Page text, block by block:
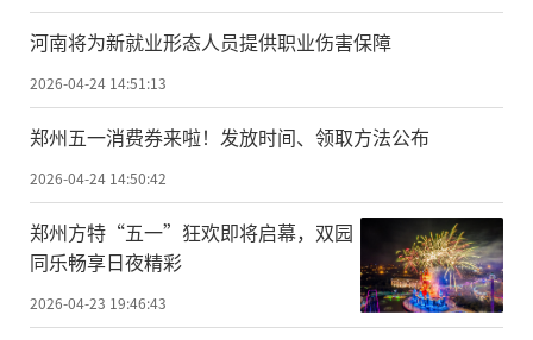
河南将为新就业形态人员提供职业伤害保障
2026-04-24 14:51:13
郑州五一消费券来啦！发放时间、领取方法公布
2026-04-24 14:50:42
郑州方特“五一”狂欢即将启幕，双园
同乐畅享日夜精彩
2026-04-23 19:46:43